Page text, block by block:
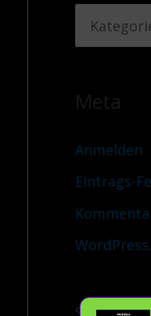
Meta
Anmelden
Eintrags-